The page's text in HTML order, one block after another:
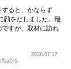
ると、かならず
顔をだしました。最
すが、取材に訪れ
次々が飛び出しま
つあります。一つ
ービス業、接客業
は1800円もする
取締役
2026.07.17